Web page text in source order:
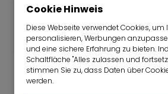
1 Zimmer
München-Maxvorstadt
Cookie Hinweis
Diese Webseite verwendet Cookies, um
personalisieren, Werbungen
und eine sichere Erfahrung zu bieten.
Schaltfläche "Alles zulassen und
stimmen Sie zu, dass Daten über
werden.